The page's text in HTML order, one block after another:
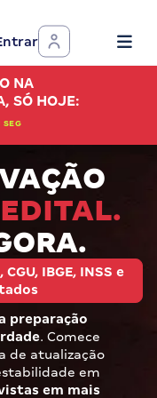
NA
SÓ HOJE:
SEG
IBGE, INSS e
preparação
. Comece
de atualização
em
em mais